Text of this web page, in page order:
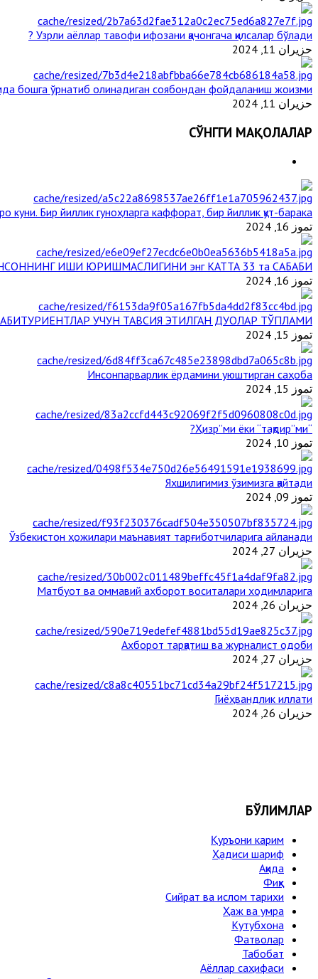
Узрли аёллар тавофи ифозани қачонгача қилсалар бўлади ?
حزيران 11, 2024
бошга ўрнатиб олинадиган соябондан фойдаланиш жоизми ?
حزيران 11, 2024
СЎНГГИ МАҚОЛАЛАР
куни. Бир йиллик гуноҳларга каффорат, бир йиллик қут-барака
تموز 16, 2024
ИШИ ЮРИШМАСЛИГИНИ энг КАТТА 33 та САБАБИ
تموز 16, 2024
АБИТУРИЕНТЛАР УЧУН ТАВСИЯ ЭТИЛГАН ДУОЛАР ТЎПЛАМИ
تموز 15, 2024
Инсонпарварлик ёрдамини уюштирган саҳоба
تموز 15, 2024
“Ҳизр”ми ёки “тақдир”ми?
تموز 10, 2024
Яхшилигимиз ўзимизга қайтади
تموز 09, 2024
Ўзбекистон ҳожилари маънавият тарғиботчиларига айланади
حزيران 27, 2024
Матбуот ва оммавий ахборот воситалари ходимларига
حزيران 26, 2024
Ахборот тарқатиш ва журналист одоби
حزيران 27, 2024
Гиёҳвандлик иллати
حزيران 26, 2024
БЎЛИМЛАР
Қуръони карим
Ҳадиси шариф
Ақида
Фиқҳ
Сийрат ва ислом тарихи
Ҳаж ва умра
Кутубхона
Фатволар
Табобат
Аёллар саҳифаси